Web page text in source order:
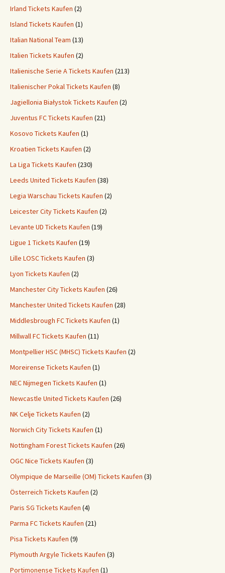
Irland Tickets Kaufen (2)
Island Tickets Kaufen (1)
Italian National Team (13)
Italien Tickets Kaufen (2)
Italienische Serie A Tickets Kaufen (213)
Italienischer Pokal Tickets Kaufen (8)
Jagiellonia Białystok Tickets Kaufen (2)
Juventus FC Tickets Kaufen (21)
Kosovo Tickets Kaufen (1)
Kroatien Tickets Kaufen (2)
La Liga Tickets Kaufen (230)
Leeds United Tickets Kaufen (38)
Legia Warschau Tickets Kaufen (2)
Leicester City Tickets Kaufen (2)
Levante UD Tickets Kaufen (19)
Ligue 1 Tickets Kaufen (19)
Lille LOSC Tickets Kaufen (3)
Lyon Tickets Kaufen (2)
Manchester City Tickets Kaufen (26)
Manchester United Tickets Kaufen (28)
Middlesbrough FC Tickets Kaufen (1)
Millwall FC Tickets Kaufen (11)
Montpellier HSC (MHSC) Tickets Kaufen (2)
Moreirense Tickets Kaufen (1)
NEC Nijmegen Tickets Kaufen (1)
Newcastle United Tickets Kaufen (26)
NK Celje Tickets Kaufen (2)
Norwich City Tickets Kaufen (1)
Nottingham Forest Tickets Kaufen (26)
OGC Nice Tickets Kaufen (3)
Olympique de Marseille (OM) Tickets Kaufen (3)
Österreich Tickets Kaufen (2)
Paris SG Tickets Kaufen (4)
Parma FC Tickets Kaufen (21)
Pisa Tickets Kaufen (9)
Plymouth Argyle Tickets Kaufen (3)
Portimonense Tickets Kaufen (1)